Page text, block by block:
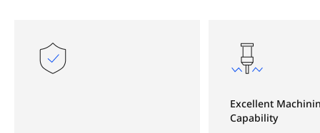
Excellent
Capability